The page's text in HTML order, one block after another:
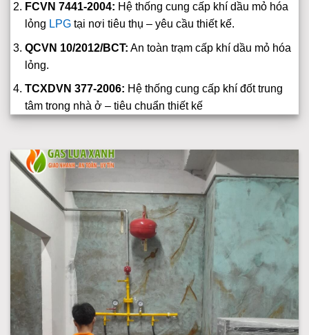
FCVN 7441-2004: Hệ thống cung cấp khí dầu mỏ hóa
lỏng LPGtại nơi tiêu thụ – yêu cầu thiết kế.
QCVN 10/2012/BCT: An toàn trạm cấp khí dầu mỏ hóa
lỏng.
TCXDVN 377-2006: Hệ thống cung cấp khí đốt trung
tâm trong nhà ở – tiêu chuẩn thiết kế